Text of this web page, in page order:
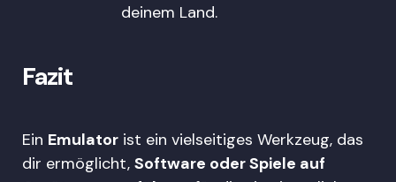
deinem Land.
Fazit
Ein Emulator ist ein vielseitiges Werkzeug, das
dir ermöglicht, Software oder Spiele auf